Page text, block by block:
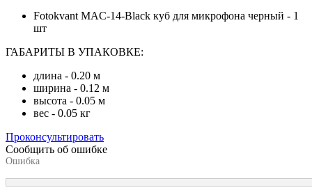
Fotokvant MAC-14-Black куб для микрофона черный - 1
шт
ГАБАРИТЫ В УПАКОВКЕ:
длина - 0.20 м
ширина - 0.12 м
высота - 0.05 м
вес - 0.05 кг
Проконсультировать
Сообщить об ошибке
Ошибка